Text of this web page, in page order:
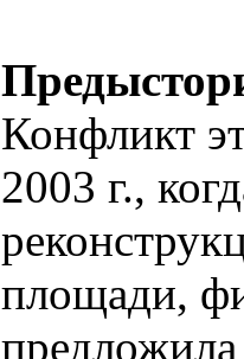
Конфликт
2003 г.,
площади,